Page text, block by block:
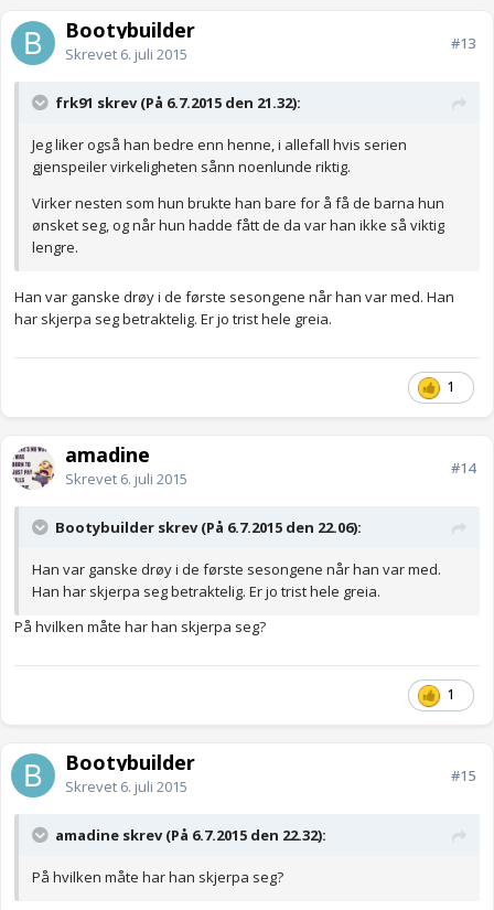
Bootybuilder
Skrevet 6. juli 2015
#13
frk91 skrev (På 6.7.2015 den 21.32):
Jeg liker også han bedre enn henne, i allefall hvis serien
gjenspeiler virkeligheten sånn noenlunde riktig.
Virker nesten som hun brukte han bare for å få de barna hun
ønsket seg, og når hun hadde fått de da var han ikke så viktig
lengre.
Han var ganske drøy i de første sesongene når han var med. Han
har skjerpa seg betraktelig. Er jo trist hele greia.
1
amadine
Skrevet 6. juli 2015
#14
Bootybuilder skrev (På 6.7.2015 den 22.06):
Han var ganske drøy i de første sesongene når han var med.
Han har skjerpa seg betraktelig. Er jo trist hele greia.
På hvilken måte har han skjerpa seg?
1
Bootybuilder
Skrevet 6. juli 2015
#15
amadine skrev (På 6.7.2015 den 22.32):
På hvilken måte har han skjerpa seg?